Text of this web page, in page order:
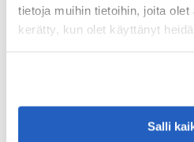
tietoja muihin tietoihin, joita
kerätty, kun olet käyttänyt
Salli
IPC-järjestelmän käyttöönotto